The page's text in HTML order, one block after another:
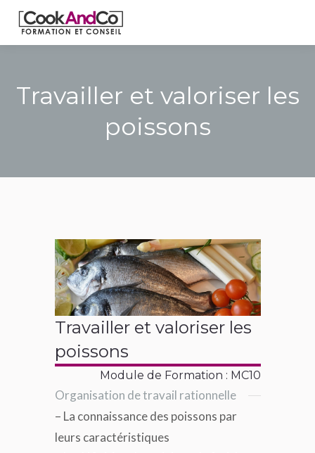
Travailler et valoriser les
poissons
Travailler et valoriser les
poissons
Module de Formation : MC10
Organisation de travail rationnelle
– La connaissance des poissons par
leurs caractéristiques